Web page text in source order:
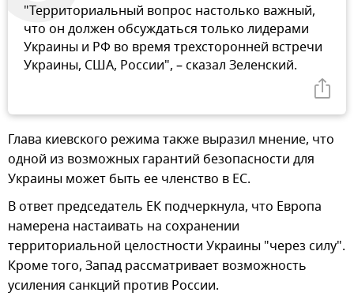
"Территориальный вопрос настолько важный,
что он должен обсуждаться только лидерами
Украины и РФ во время трехсторонней встречи
Украины, США, России", – сказал Зеленский.
Глава киевского режима также выразил мнение, что
одной из возможных гарантий безопасности для
Украины может быть ее членство в ЕС.
В ответ председатель ЕК подчеркнула, что Европа
намерена настаивать на сохранении
территориальной целостности Украины "через силу".
Кроме того, Запад рассматривает возможность
усиления санкций против России.